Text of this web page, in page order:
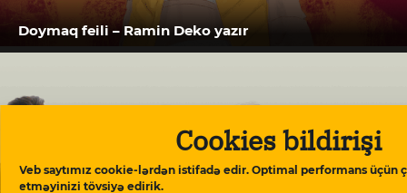
Cookies bildirişi
Veb saytımız cookie-lərdən istifadə edir. Optimal performans üçün
etməyinizi tövsiyə edirik.
Doymaq feili – Ramin Deko yazır